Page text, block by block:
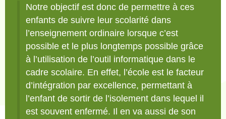
Notre objectif est donc de permettre à ces
enfants de suivre leur scolarité dans
l’enseignement ordinaire lorsque c’est
possible et le plus longtemps possible grâce
à l’utilisation de l’outil informatique dans le
cadre scolaire. En effet, l’école est le facteur
d’intégration par excellence, permettant à
l’enfant de sortir de l’isolement dans lequel il
est souvent enfermé. Il en va aussi de son